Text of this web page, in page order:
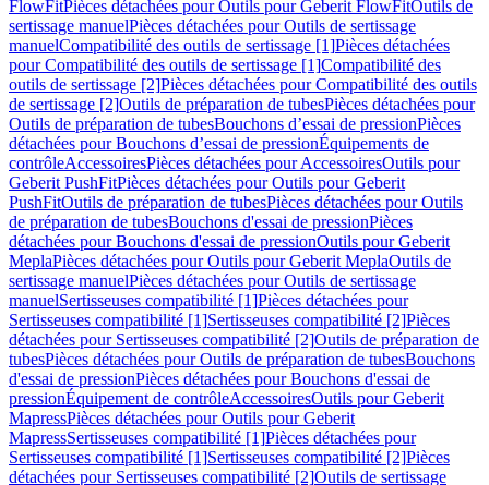
FlowFitPièces détachées pour Outils pour Geberit FlowFitOutils de
sertissage manuelPièces détachées pour Outils de sertissage
manuelCompatibilité des outils de sertissage [1]Pièces détachées
pour Compatibilité des outils de sertissage [1]Compatibilité des
outils de sertissage [2]Pièces détachées pour Compatibilité des outils
de sertissage [2]Outils de préparation de tubesPièces détachées pour
Outils de préparation de tubesBouchons d’essai de pressionPièces
détachées pour Bouchons d’essai de pressionÉquipements de
contrôleAccessoiresPièces détachées pour AccessoiresOutils pour
Geberit PushFitPièces détachées pour Outils pour Geberit
PushFitOutils de préparation de tubesPièces détachées pour Outils
de préparation de tubesBouchons d'essai de pressionPièces
détachées pour Bouchons d'essai de pressionOutils pour Geberit
MeplaPièces détachées pour Outils pour Geberit MeplaOutils de
sertissage manuelPièces détachées pour Outils de sertissage
manuelSertisseuses compatibilité [1]Pièces détachées pour
Sertisseuses compatibilité [1]Sertisseuses compatibilité [2]Pièces
détachées pour Sertisseuses compatibilité [2]Outils de préparation de
tubesPièces détachées pour Outils de préparation de tubesBouchons
d'essai de pressionPièces détachées pour Bouchons d'essai de
pressionÉquipement de contrôleAccessoiresOutils pour Geberit
MapressPièces détachées pour Outils pour Geberit
MapressSertisseuses compatibilité [1]Pièces détachées pour
Sertisseuses compatibilité [1]Sertisseuses compatibilité [2]Pièces
détachées pour Sertisseuses compatibilité [2]Outils de sertissage